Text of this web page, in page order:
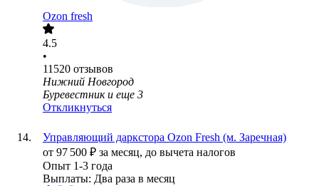
Ozon fresh
4.5
•
11520 отзывов
Нижний Новгород
Буревестник и еще 3
Откликнуться
Управляющий даркстора Ozon Fresh (м. Заречная)
от 97 500 ₽ за месяц, до вычета налогов
Опыт 1-3 года
Выплаты: Два раза в месяц